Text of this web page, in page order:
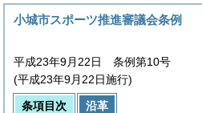
小城市スポーツ推進審議会条例
平成23年9月22日 条例第10号
(平成23年9月22日施行)
条項目次
沿革